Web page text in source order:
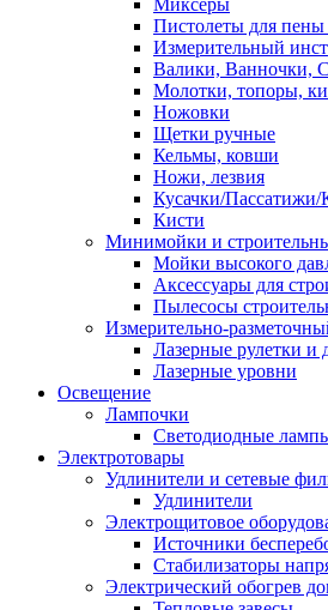
Миксеры
Пистолеты для пены
Измерительный
Валики, Ванночки,
Молотки, топоры,
Ножовки
Щетки ручные
Кельмы, ковши
Ножи, лезвия
Кусачки/
Кисти
Минимойки и
Мойки высокого
Аксессуары для
Пылесосы
Измерительно-
Лазерные рулетки и
Лазерные уровни
Освещение
Лампочки
Светодиодные
Электротовары
Удлинители и сетевые
Удлинители
Электрощитовое
Источники
Стабилизаторы
Электрический обогрев